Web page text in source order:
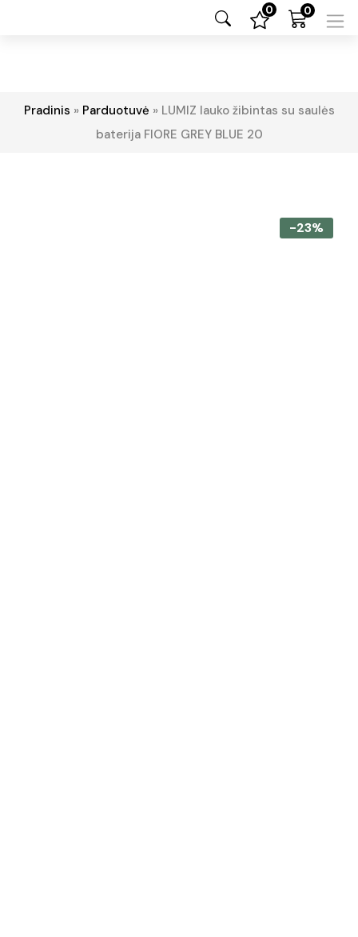
0 0
Pradinis » Parduotuvė » LUMIZ lauko žibintas su saulės
baterija FIORE GREY BLUE 20
-23%